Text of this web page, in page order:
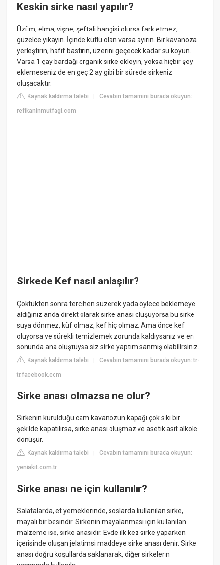
Keskin sirke nasıl yapılır?
Üzüm, elma, vişne, şeftali hangisi olursa fark etmez,
güzelce yıkayın. İçinde küflü olan varsa ayırın. Bir kavanoza
yerleştirin, hafif bastırın, üzerini geçecek kadar su koyun.
Varsa 1 çay bardağı organik sirke ekleyin, yoksa hiçbir şey
eklemeseniz de en geç 2 ay gibi bir sürede sirkeniz
oluşacaktır.
Kaynak kaldırma talebi |Cevabın tamamını burada okuyun:
refikaninmutfagi.com
Sirkede Kef nasıl anlaşılır?
Çöktükten sonra tercihen süzerek yada öylece beklemeye
aldığınız anda direkt olarak sirke anası oluşuyorsa bu sirke
suya dönmez, küf olmaz, kef hiç olmaz. Ama önce kef
oluyorsa ve sürekli temizlemek zorunda kaldıysanız ve en
sonunda ana oluştuysa siz sirke yaptım sanmış olabilirsiniz.
Kaynak kaldırma talebi |Cevabın tamamını burada okuyun: tr-
tr.facebook.com
Sirke anası olmazsa ne olur?
Sirkenin kurulduğu cam kavanozun kapağı çok sıkı bir
şekilde kapatılırsa, sirke anası oluşmaz ve asetik asit alkole
dönüşür.
Kaynak kaldırma talebi |Cevabın tamamını burada okuyun:
yeniakit.com.tr
Sirke anası ne için kullanılır?
Salatalarda, et yemeklerinde, soslarda kullanılan sirke,
mayalı bir besindir. Sirkenin mayalanması için kullanılan
malzeme ise, sirke anasıdır. Evde ilk kez sirke yaparken
içerisinde oluşan jelatimsi maddeye sirke anası denir. Sirke
anası doğru koşullarda saklanarak, diğer sirkelerin